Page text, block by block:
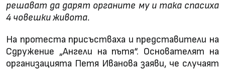
решават да дарят органите му и така спасиха
4 човешки живота.
На протеста присъстваха и представители на
Сдружение „Ангели на пътя“. Основателят на
организацията Петя Иванова заяви, че случаят